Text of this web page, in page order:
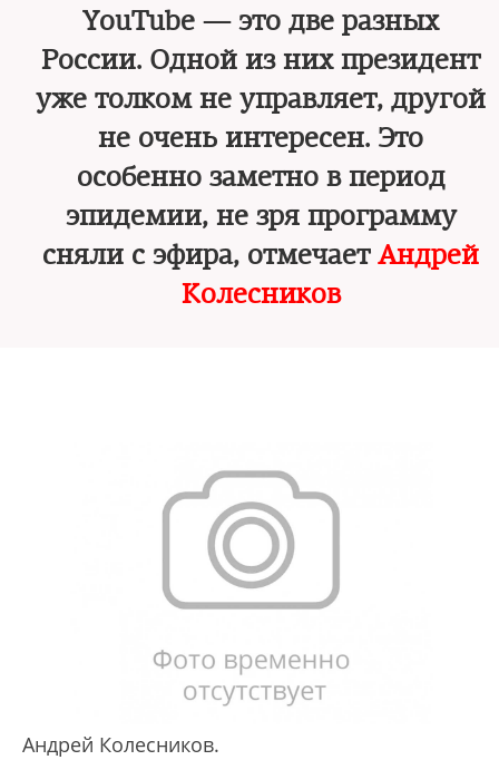
YouTube — это две разных
России. Одной из них президент
уже толком не управляет, другой
не очень интересен. Это
особенно заметно в период
эпидемии, не зря программу
сняли с эфира, отмечает Андрей
Колесников
Андрей Колесников.